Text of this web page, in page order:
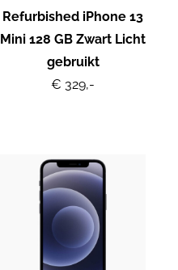
Refurbished iPhone 13
Mini 128 GB Zwart Licht
gebruikt
€ 329,-